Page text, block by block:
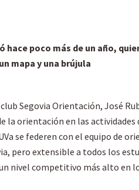
hace poco más de un año,
mapa y una brújula
Segovia Orientación, José
la orientación en las
se federen con el equipo de
pero extensible a todos los
nivel competitivo más alto en